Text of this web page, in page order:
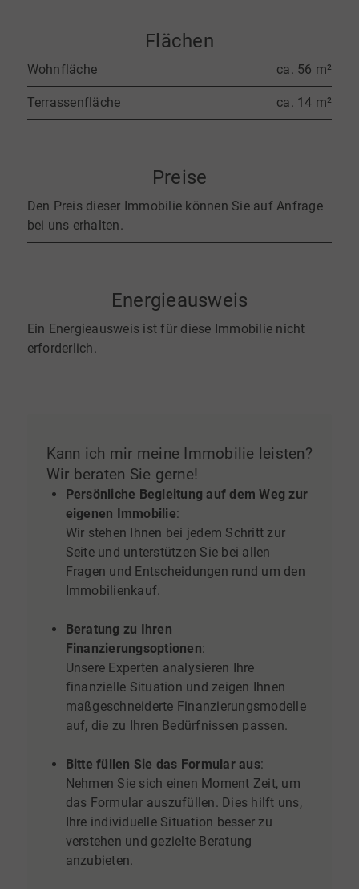
Flächen
Wohnfläche ca. 56 m²
Terrassenfläche ca. 14 m²
Preise
Den Preis dieser Immobilie können Sie auf Anfrage
bei uns erhalten.
Energieausweis
Ein Energieausweis ist für diese Immobilie nicht
erforderlich.
Kann ich mir meine Immobilie leisten?
Wir beraten Sie gerne!
Persönliche Begleitung auf dem Weg zur
eigenen Immobilie:
Wir stehen Ihnen bei jedem Schritt zur
Seite und unterstützen Sie bei allen
Fragen und Entscheidungen rund um den
Immobilienkauf.
Beratung zu Ihren
Finanzierungsoptionen:
Unsere Experten analysieren Ihre
finanzielle Situation und zeigen Ihnen
maßgeschneiderte Finanzierungsmodelle
auf, die zu Ihren Bedürfnissen passen.
Bitte füllen Sie das Formular aus:
Nehmen Sie sich einen Moment Zeit, um
das Formular auszufüllen. Dies hilft uns,
Ihre individuelle Situation besser zu
verstehen und gezielte Beratung
anzubieten.